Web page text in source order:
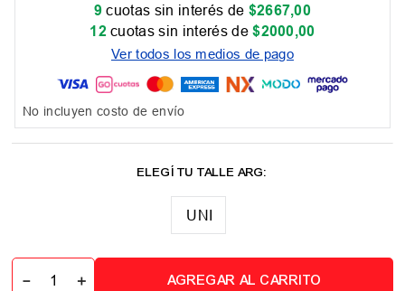
9 cuotas sin interés de $2667,00
12 cuotas sin interés de$2000,00
Ver todos los medios de pago
No incluyen costo de envío
UNI
＋
－ AGREGAR AL CARRITO